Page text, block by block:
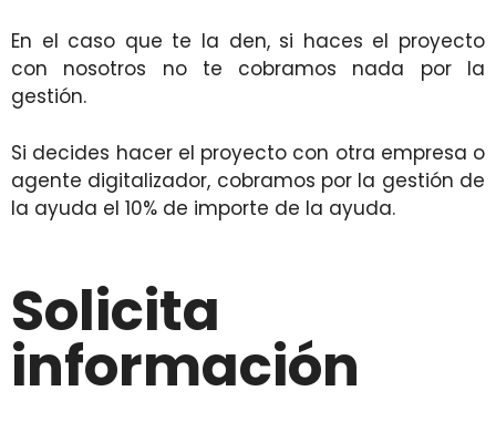
En el caso que te la den, si haces el proyecto
con nosotros no te cobramos nada por la
gestión.
Si decides hacer el proyecto con otra empresa o
agente digitalizador, cobramos por la gestión de
la ayuda el 10% de importe de la ayuda.
Solicita
información